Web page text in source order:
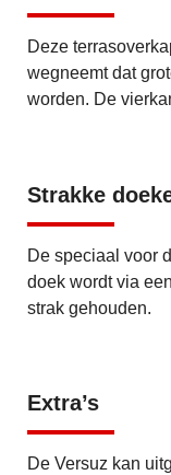
Deze
wegneemt dat
worden. De
Strakke
De speciaal voor
doek wordt via
strak gehouden.
Extra’s
De Versuz kan